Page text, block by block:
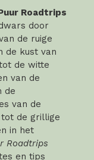
Roadtrips
door
de ruige
de kust van
de witte
van de
de
van de
tot de grillige
in het
Roadtrips
en tips